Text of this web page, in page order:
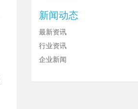
新闻动态
最新资讯
行业资讯
企业新闻